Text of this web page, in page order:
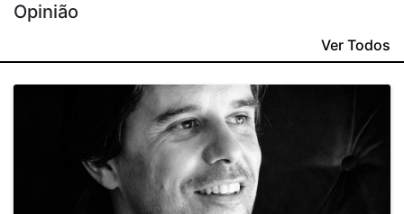
Opinião
Ver Todos